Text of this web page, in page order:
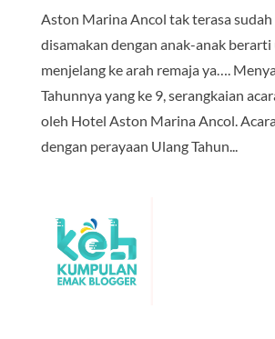
Aston Marina Ancol tak terasa sudah
disamakan dengan anak-anak berarti
menjelang ke arah remaja ya….
Tahunnya yang ke 9, serangkaian
oleh Hotel Aston Marina Ancol.
dengan perayaan Ulang Tahun...